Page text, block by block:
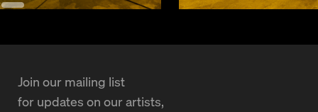
Join our mailing list
for updates on our artists,